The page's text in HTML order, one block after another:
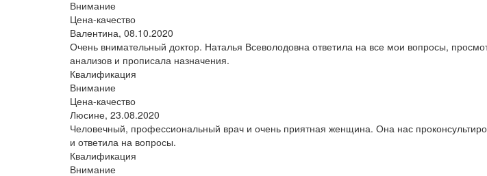
Внимание
Цена-качество
Валентина, 08.10.2020
Очень внимательный доктор. Наталья Всеволодовна ответила на все мои вопросы,
анализов и прописала назначения.
Квалификация
Внимание
Цена-качество
Люсине, 23.08.2020
Человечный, профессиональный врач и очень приятная женщина. Она нас
и ответила на вопросы.
Квалификация
Внимание